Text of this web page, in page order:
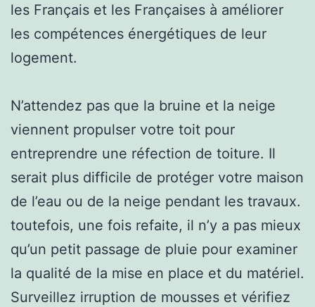
les Français et les Françaises à améliorer
les compétences énergétiques de leur
logement.
N’attendez pas que la bruine et la neige
viennent propulser votre toit pour
entreprendre une réfection de toiture. Il
serait plus difficile de protéger votre maison
de l’eau ou de la neige pendant les travaux.
toutefois, une fois refaite, il n’y a pas mieux
qu’un petit passage de pluie pour examiner
la qualité de la mise en place et du matériel.
Surveillez irruption de mousses et vérifiez